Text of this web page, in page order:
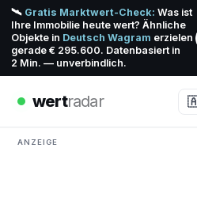
🛰️ Gratis Marktwert-Check: Was ist
Ihre Immobilie heute wert? Ähnliche
Objekte in Deutsch Wagram erzielen
gerade € 295.600. Datenbasiert in
2 Min. — unverbindlich.
wertradar
ANZEIGE